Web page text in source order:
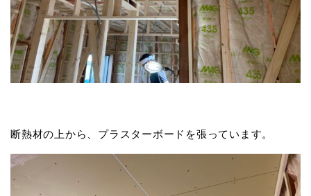
断熱材の上から、プラスターボードを張っています。